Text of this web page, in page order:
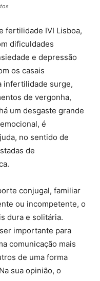
fertilidade IVI Lisboa,
dificuldades
e depressão
os casais
infertilidade surge,
de vergonha,
um desgaste grande
é
no sentido de
de
conjugal, familiar
ou incompetente, o
dura e solitária.
importante para
comunicação mais
de uma forma
sua opinião, o